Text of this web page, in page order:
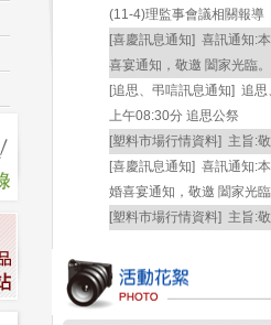
(11-4)理監事會議相關報導
[喜慶訊息通知] 喜訊通知:
喜宴通知，敬邀 闔家光臨。
[追思、弔唁訊息通知] 追思
上午08:30分 追思公祭
[塑料市場行情資料] 主旨:
[喜慶訊息通知] 喜訊通知:
婚喜宴通知，敬邀 闔家光
[塑料市場行情資料] 主旨: